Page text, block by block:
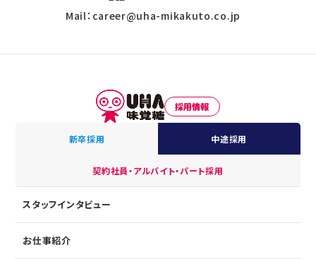
Mail：career@uha-mikakuto.co.jp
採用情報
新卒採用 中途採用
契約社員・アルバイト・パート採用
スタッフインタビュー
お仕事紹介